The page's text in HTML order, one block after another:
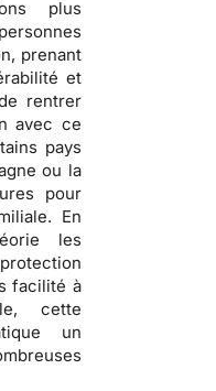
plus
prenant
et
rentrer
avec ce
pays
ou la
pour
En
les
facilité à
cette
un